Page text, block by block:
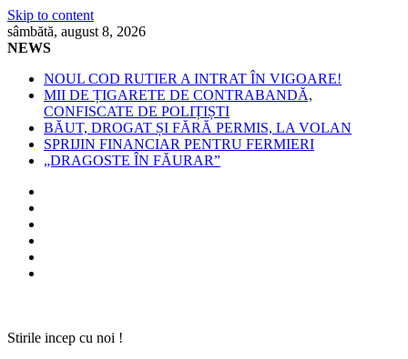
Skip to content
sâmbătă, august 8, 2026
NEWS
NOUL COD RUTIER A INTRAT ÎN VIGOARE!
MII DE ȚIGARETE DE CONTRABANDĂ,
CONFISCATE DE POLIȚIȘTI
BĂUT, DROGAT ȘI FĂRĂ PERMIS, LA VOLAN
SPRIJIN FINANCIAR PENTRU FERMIERI
„DRAGOSTE ÎN FĂURAR”
Stirile incep cu noi !